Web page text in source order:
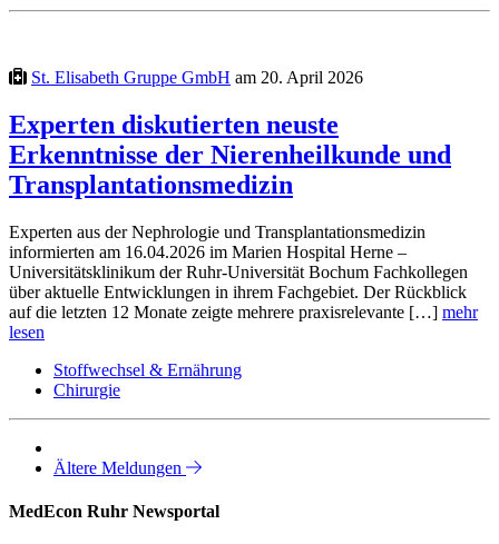
St. Elisabeth Gruppe GmbH am 20. April 2026
Experten diskutierten neuste
Erkenntnisse der Nierenheilkunde und
Transplantationsmedizin
Experten aus der Nephrologie und Transplantationsmedizin
informierten am 16.04.2026 im Marien Hospital Herne –
Universitätsklinikum der Ruhr-Universität Bochum Fachkollegen
über aktuelle Entwicklungen in ihrem Fachgebiet. Der Rückblick
auf die letzten 12 Monate zeigte mehrere praxisrelevante […] mehr
lesen
Stoffwechsel & Ernährung
Chirurgie
Ältere Meldungen
MedEcon Ruhr Newsportal